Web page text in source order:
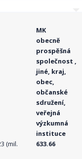
MK
obecně
prospěšná
společnost ,
jiné, kraj,
obec,
občanské
sdružení,
veřejná
výzkumná
instituce
(mil.
633.66